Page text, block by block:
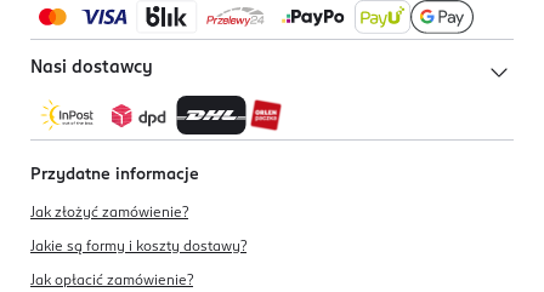
Nasi dostawcy
Przydatne informacje
Jak złożyć zamówienie?
Jakie są formy i koszty dostawy?
Jak opłacić zamówienie?